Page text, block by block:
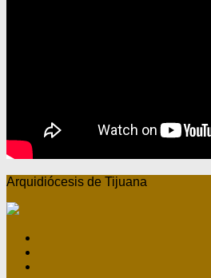
Arquidiócesis de Tijuana